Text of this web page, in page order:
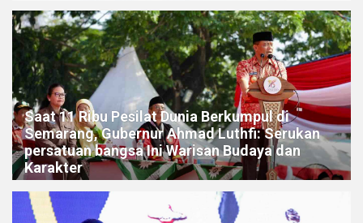
Saat 11 Ribu Pesilat Dunia Berkumpul di
Semarang, Gubernur Ahmad Luthfi: Serukan
persatuan bangsa Ini Warisan Budaya dan
Karakter